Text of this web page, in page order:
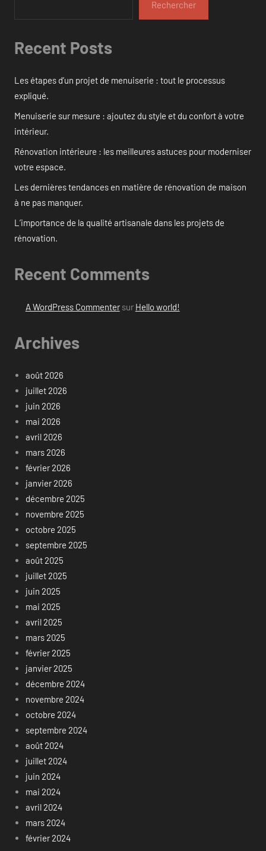
Rechercher
Recent Posts
Les étapes d’un projet de menuiserie : tout le processus
expliqué.
Menuiserie sur mesure : ajoutez du style et du confort à votre
intérieur.
Rénovation intérieure : les meilleures astuces pour moderniser
votre espace.
Les dernières tendances en matière de rénovation de maison
à ne pas manquer.
L’importance de la qualité artisanale dans les projets de
rénovation.
Recent Comments
A WordPress Commentersur Hello world!
Archives
août 2026
juillet 2026
juin 2026
mai 2026
avril 2026
mars 2026
février 2026
janvier 2026
décembre 2025
novembre 2025
octobre 2025
septembre 2025
août 2025
juillet 2025
juin 2025
mai 2025
avril 2025
mars 2025
février 2025
janvier 2025
décembre 2024
novembre 2024
octobre 2024
septembre 2024
août 2024
juillet 2024
juin 2024
mai 2024
avril 2024
mars 2024
février 2024